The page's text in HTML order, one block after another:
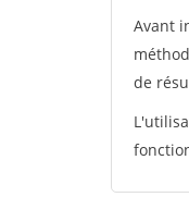
Avant
de